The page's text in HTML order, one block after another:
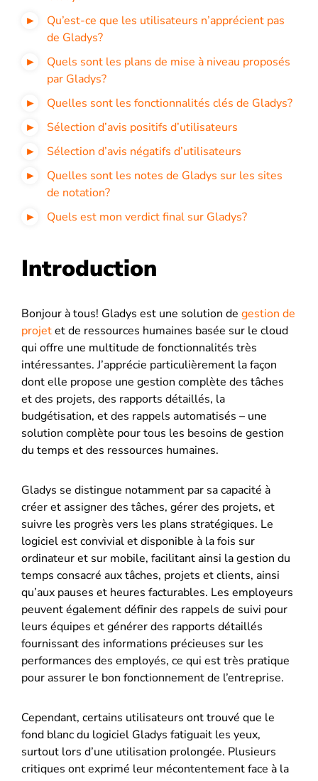
Qu’est-ce que les utilisateurs n’apprécient pas
de Gladys?
Quels sont les plans de mise à niveau proposés
par Gladys?
Quelles sont les fonctionnalités clés de Gladys?
Sélection d’avis positifs d’utilisateurs
Sélection d’avis négatifs d’utilisateurs
Quelles sont les notes de Gladys sur les sites
de notation?
Quels est mon verdict final sur Gladys?
Introduction
Bonjour à tous! Gladys est une solution de gestion de
projetet de ressources humaines basée sur le cloud
qui offre une multitude de fonctionnalités très
intéressantes. J’apprécie particulièrement la façon
dont elle propose une gestion complète des tâches
et des projets, des rapports détaillés, la
budgétisation, et des rappels automatisés – une
solution complète pour tous les besoins de gestion
du temps et des ressources humaines.
Gladys se distingue notamment par sa capacité à
créer et assigner des tâches, gérer des projets, et
suivre les progrès vers les plans stratégiques. Le
logiciel est convivial et disponible à la fois sur
ordinateur et sur mobile, facilitant ainsi la gestion du
temps consacré aux tâches, projets et clients, ainsi
qu’aux pauses et heures facturables. Les employeurs
peuvent également définir des rappels de suivi pour
leurs équipes et générer des rapports détaillés
fournissant des informations précieuses sur les
performances des employés, ce qui est très pratique
pour assurer le bon fonctionnement de l’entreprise.
Cependant, certains utilisateurs ont trouvé que le
fond blanc du logiciel Gladys fatiguait les yeux,
surtout lors d’une utilisation prolongée. Plusieurs
critiques ont exprimé leur mécontentement face à la